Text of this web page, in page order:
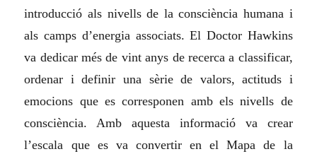
introducció als nivells de la consciència humana i
als camps d’energia associats. El Doctor Hawkins
va dedicar més de vint anys de recerca a classificar,
ordenar i definir una sèrie de valors, actituds i
emocions que es corresponen amb els nivells de
consciència. Amb aquesta informació va crear
l’escala que es va convertir en el Mapa de la